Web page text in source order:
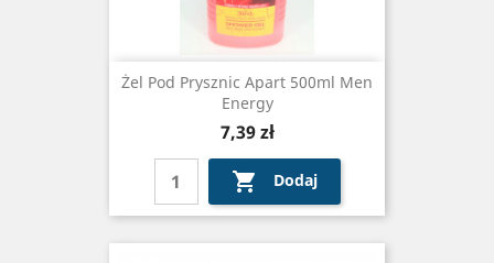
Żel Pod Prysznic Apart 500ml Men
Energy
Cena
7,39 zł
 Dodaj